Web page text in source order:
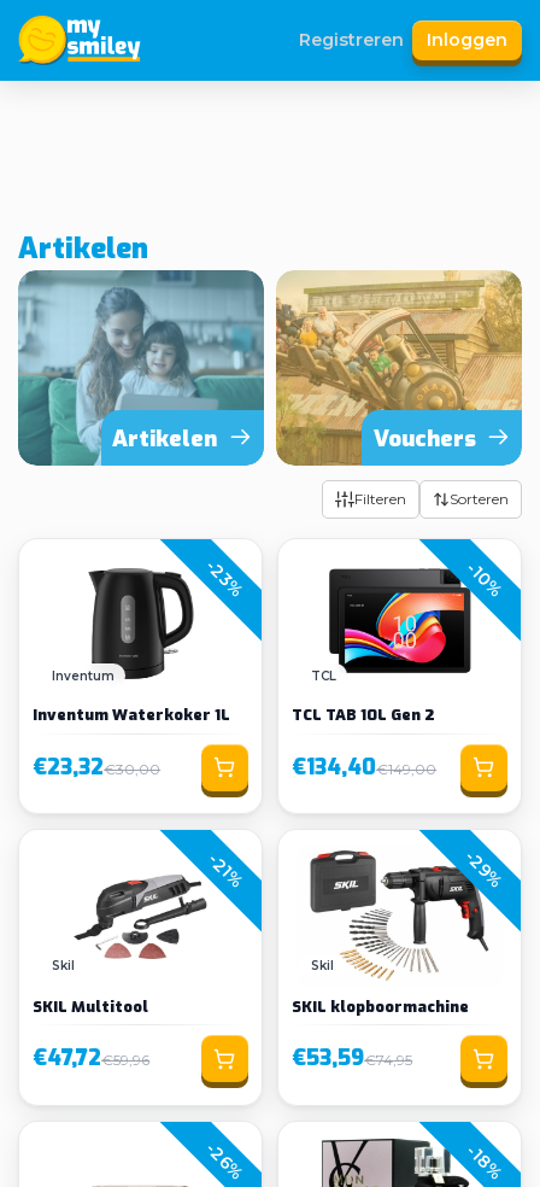
Registreren Inloggen
Artikelen
Artikelen Vouchers
Filteren Sorteren
-23%
Inventum
Inventum Waterkoker 1L
€23,32€30,00
-10%
TCL
TCL TAB 10L Gen 2
€134,40€149,00
-21%
Skil
SKIL Multitool
€47,72€59,96
-29%
Skil
SKIL klopboormachine
€53,59€74,95
-26% -18%